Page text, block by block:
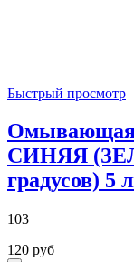
Быстрый просмотр
Омывающая
СИНЯЯ
градусов) 5
103
120 руб